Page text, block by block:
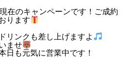
在のキャンペーンです！ご成約
ります
リンクも差し上げますよ
ませ
日も元気に営業中です！